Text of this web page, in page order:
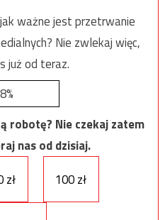
ważne jest przetrwanie
Nie zwlekaj więc,
już od teraz.
8%
robotę? Nie czekaj zatem
nas od dzisiaj.
zł 100 zł